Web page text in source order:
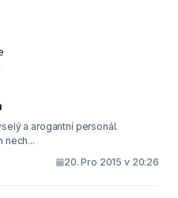
a arogantní personál.
nech...
20. Pro 2015 v 20:26